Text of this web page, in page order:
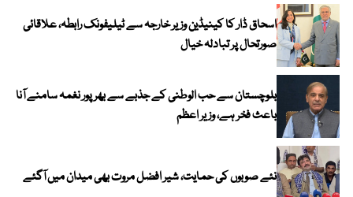
اسحاق ڈار کا کینیڈین وزیر خارجہ سے ٹیلیفونک رابطہ، علاقائی
صورتحال پر تبادلہ خیال
بلوچستان سے حب الوطنی کے جذبے سے بھرپور نغمہ سامنے آنا
باعث فخر ہے، وزیر اعظم
نئے صوبوں کی حمایت، شیر افضل مروت بھی میدان میں آگئے